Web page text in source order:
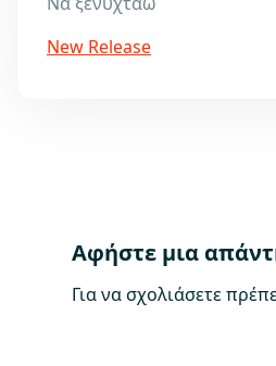
New Release
Αφήστε μια
Για να σχολιάσετε